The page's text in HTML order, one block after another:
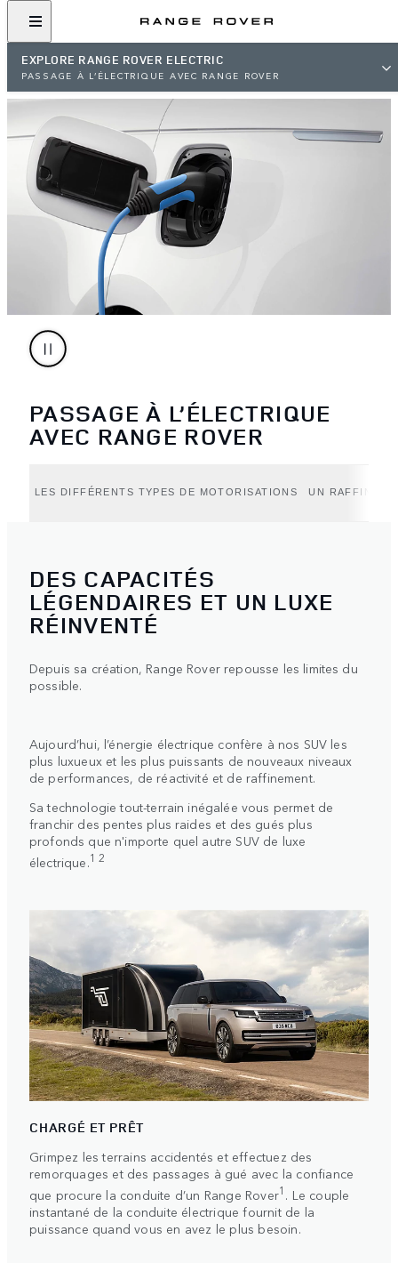
EXPLORE RANGE ROVER ELECTRIC
PASSAGE À L’ÉLECTRIQUE AVEC RANGE ROVER
PASSAGE À L’ÉLECTRIQUE
AVEC RANGE ROVER
LES DIFFÉRENTS TYPES DE MOTORISATIONS UN
DES CAPACITÉS
LÉGENDAIRES ET UN LUXE
RÉINVENTÉ
Depuis sa création, Range Rover repousse les limites du
possible.
Aujourd’hui, l’énergie électrique confère à nos SUV les
plus luxueux et les plus puissants de nouveaux niveaux
de performances, de réactivité et de raffinement.
Sa technologie tout-terrain inégalée vous permet de
franchir des pentes plus raides et des gués plus
profonds que n'importe quel autre SUV de luxe
électrique.1 2
CHARGÉ ET PRÊT
Grimpez les terrains accidentés et effectuez des
remorquages et des passages à gué avec la confiance
que procure la conduite d’un Range Rover1 . Le couple
instantané de la conduite électrique fournit de la
puissance quand vous en avez le plus besoin.